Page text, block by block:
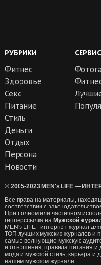
РУБРИКИ
Фитнес
Здоровье
Секс
Питание
Стиль
Деньги
Отдых
Персона
Новости
© 2005-2023 MEN's LIFE —
Все права на материалы,
соответствии с
При полном или частичном
гипперссылка на Мужской
MEN's LIFE - интернет-журнал
ТОП лучших мужских журналов и
самые волнующие мужскую
и отношения, правила питания и
мода и мужской стиль, карьера и
нашем мужском журнале.